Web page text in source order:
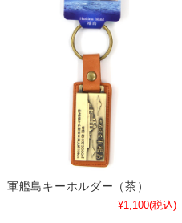
軍艦島キーホルダー（茶）
¥1,100(税込)